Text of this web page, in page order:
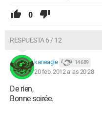
0
RESPUESTA 6 / 12
kaneagle 14 689
20 feb. 2012 a las 20:28
De rien,
Bonne soirée.